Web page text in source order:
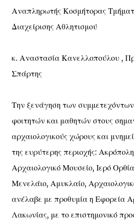
Αναπληρωτής Κοσμήτορας
Διαχείρισης Αθλητισμού
κ. Αναστασία Κανελλοπούλου ,
Σπάρτης
Την ξενάγηση των
φοιτητών και μαθητών στους
αρχαιολογικούς χώρους και
της ευρύτερης περιοχής:
Αρχαιολογικό Μουσείο, Ιερό
Μενελάιο, Αμυκλαίο,
ανέλαβε με προθυμία η Εφορεία
Λακωνίας, με το επιστημονικό